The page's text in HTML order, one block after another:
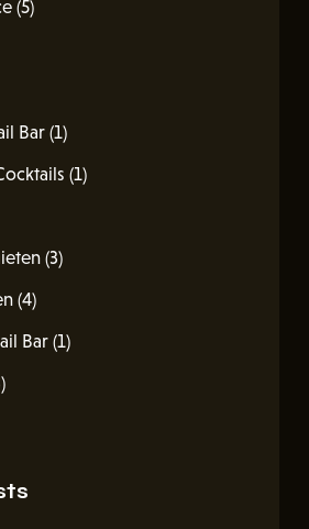
(5)
Bar (1)
(1)
(3)
(4)
Bar (1)